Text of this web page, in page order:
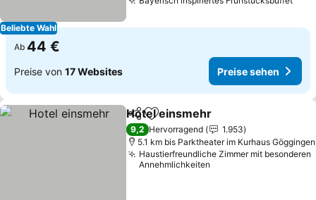
Beliebte Wahl
Ab 44 €
Preise von 17 Websites Preise sehen
TeilenZu Favoriten hinzufügen
Hotel einsmehr
9,2 Hervorragend
1.953
5.1 km bis Parktheater im Kurhaus Göggingen
Haustierfreundliche Zimmer mit besonderen
Annehmlichkeiten